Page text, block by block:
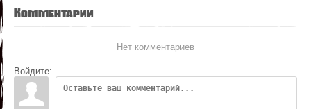
Комментарии
Нет комментариев
Войдите: